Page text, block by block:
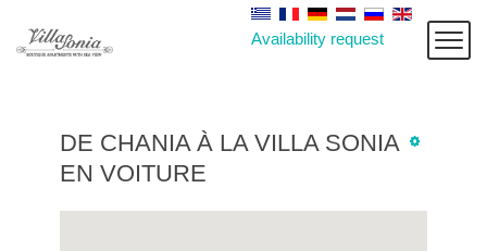
Availability request
DE CHANIA À LA VILLA SONIA
EN VOITURE